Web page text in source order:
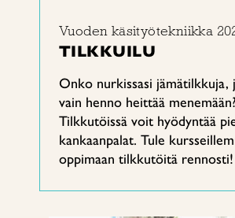
Vuoden käsityötekniikka
TILKKUILU
Onko nurkissasi jämätilkkuja,
vain henno heittää
Tilkkutöissä voit hyödyntää
kankaanpalat. Tule
oppimaan tilkkutöitä rennosti!